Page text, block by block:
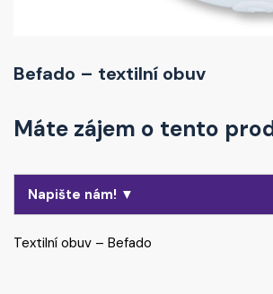
Befado – textilní obuv
Máte zájem o tento
Napište nám! ▼
Textilní obuv – Befado